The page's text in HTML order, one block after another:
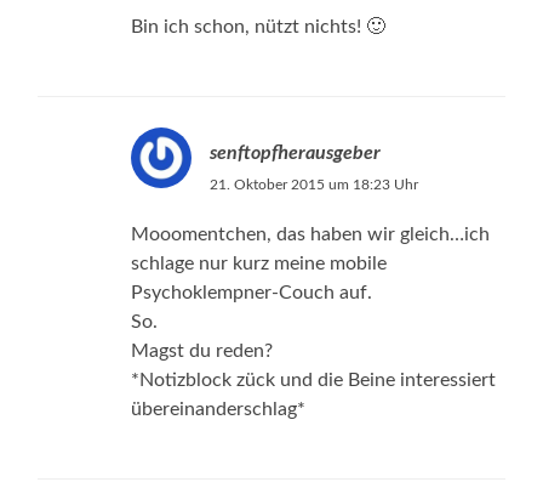
Bin ich schon, nützt nichts! 🙂
senftopfherausgeber
21. Oktober 2015 um 18:23 Uhr
Mooomentchen, das haben wir gleich…ich
schlage nur kurz meine mobile
Psychoklempner-Couch auf.
So.
Magst du reden?
*Notizblock zück und die Beine interessiert
übereinanderschlag*